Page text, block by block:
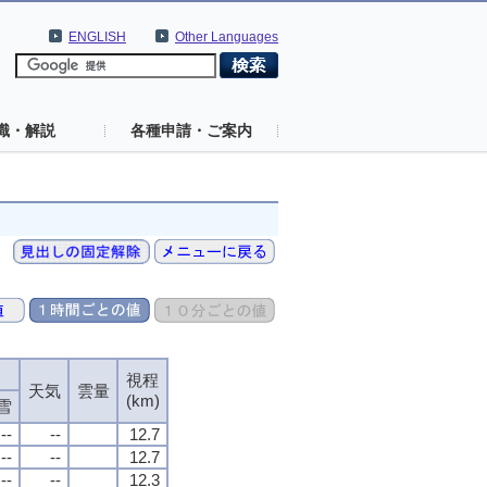
Other Languages
ENGLISH
・解説 各種申請・ご案内
天気
雲量
視程
(km)
-- --
12.7
-- --
12.7
-- --
12.3
天気
雲量
視程
(km)
-- --
12.7
-- --
12.7
-- --
12.3
天気
雲量
視程
(km)
-- --
12.7
-- --
12.7
-- --
12.3
天気
雲量
視程
(km)
-- --
12.7
-- --
12.7
-- --
12.3